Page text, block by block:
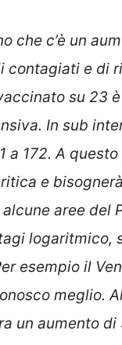
che c’è un
contagiati e di
su 23
In sub
a 172. A
e
aree del
logaritmico,
esempio il
meglio.
un aumento